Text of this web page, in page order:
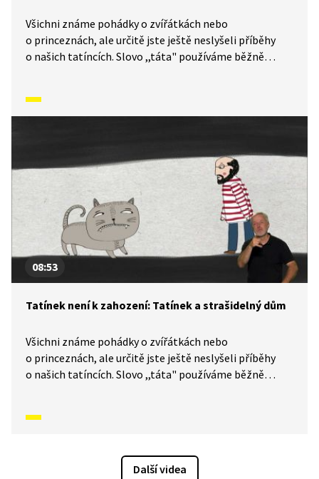
Všichni známe pohádky o zvířátkách nebo
o princeznách, ale určitě jste ještě neslyšeli příběhy
o našich tatíncích. Slovo ,,táta" používáme běžně
situaci.
08:53
Tatínek není k zahození: Tatínek a strašidelný dům
Všichni známe pohádky o zvířátkách nebo
o princeznách, ale určitě jste ještě neslyšeli příběhy
o našich tatíncích. Slovo ,,táta" používáme běžně
situaci. Tento díl je simultánně tlumočen do znakové
Další videa